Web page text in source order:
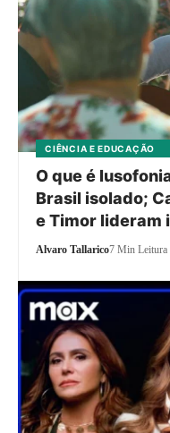
CIÊNCIA E EDUCAÇÃO
O que é
Brasil isolado;
e Timor lideram
Alvaro Tallarico7 Min Leitura